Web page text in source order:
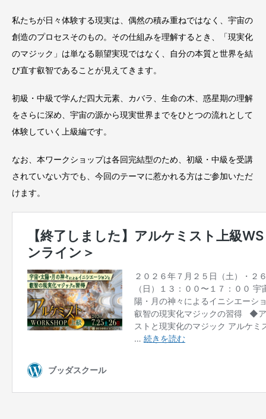
私たちが日々体験する現実は、偶然の積み重ねではなく、宇宙の
創造のプロセスそのもの。その仕組みを理解するとき、「現実化
のマジック」は単なる願望実現ではなく、自分の本質と世界を結
び直す叡智であることが見えてきます。
初級・中級で学んだ四大元素、カバラ、生命の木、惑星期の理解
をさらに深め、宇宙の源から現実世界までをひとつの流れとして
体験していく上級編です。
なお、本ワークショップは各回完結型のため、初級・中級を受講
されていない方でも、今回のテーマに惹かれる方はご参加いただ
けます。